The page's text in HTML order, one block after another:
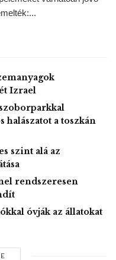
is csak akkor tart
Zrt. hivatalos
Zrt.
Izrael
halászatot a toszkán
szint alá az
rendszeresen
óvják az állatokat